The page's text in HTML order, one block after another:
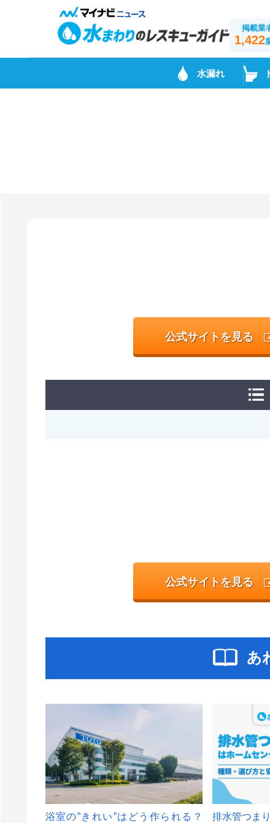
掲載業
1,422
水漏れ
公式サイトを見る
公式サイトを見る
あ
浴室の”きれい”はどう作られる？
排水管つま